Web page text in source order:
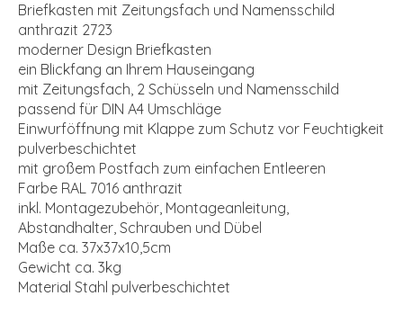
Briefkasten mit Zeitungsfach und Namensschild
anthrazit 2723
moderner Design Briefkasten
ein Blickfang an Ihrem Hauseingang
mit Zeitungsfach, 2 Schüsseln und Namensschild
passend für DIN A4 Umschläge
Einwurföffnung mit Klappe zum Schutz vor Feuchtigkeit
pulverbeschichtet
mit großem Postfach zum einfachen Entleeren
Farbe RAL 7016 anthrazit
inkl. Montagezubehör, Montageanleitung,
Abstandhalter, Schrauben und Dübel
Maße ca. 37x37x10,5cm
Gewicht ca. 3kg
Material Stahl pulverbeschichtet